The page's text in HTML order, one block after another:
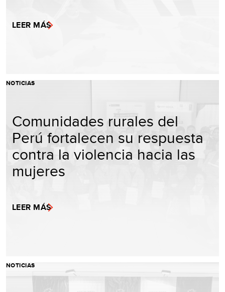
LEER MÁS
NOTICIAS
Comunidades rurales del
Perú fortalecen su respuesta
contra la violencia hacia las
mujeres
LEER MÁS
NOTICIAS